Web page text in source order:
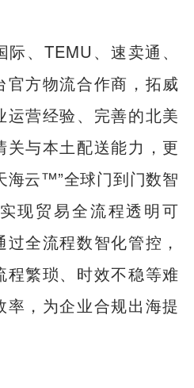
、TEMU、速卖通、
官方物流合作商，拓威
运营经验、完善的北美
与本土配送能力，更
海云™”全球门到门数智
现贸易全流程透明可
全流程数智化管控，
程繁琐、时效不稳等难
率，为企业合规出海提